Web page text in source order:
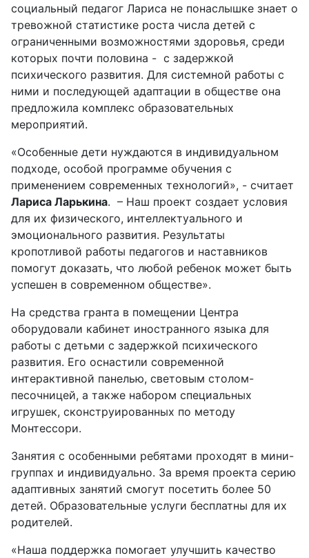
социальный педагог Лариса не понаслышке знает о
тревожной статистике роста числа детей с
ограниченными возможностями здоровья, среди
которых почти половина - с задержкой
психического развития. Для системной работы с
ними и последующей адаптации в обществе она
предложила комплекс образовательных
мероприятий.
«Особенные дети нуждаются в индивидуальном
подходе, особой программе обучения с
применением современных технологий», - считает
Лариса Ларькина. – Наш проект создает условия
для их физического, интеллектуального и
эмоционального развития. Результаты
кропотливой работы педагогов и наставников
помогут доказать, что любой ребенок может быть
успешен в современном обществе».
На средства гранта в помещении Центра
оборудовали кабинет иностранного языка для
работы с детьми с задержкой психического
развития. Его оснастили современной
интерактивной панелью, световым столом-
песочницей, а также набором специальных
игрушек, сконструированных по методу
Монтессори.
Занятия с особенными ребятами проходят в мини-
группах и индивидуально. За время проекта серию
адаптивных занятий смогут посетить более 50
детей. Образовательные услуги бесплатны для их
родителей.
«Наша поддержка помогает улучшить качество